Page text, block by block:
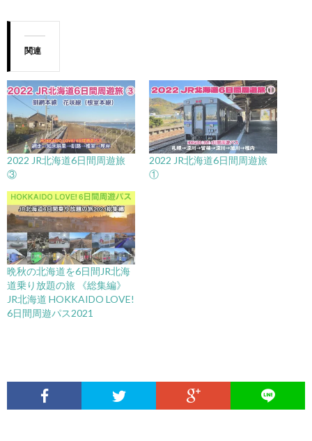
関連
2022 JR北海道6日間周遊旅
③
2022 JR北海道6日間周遊旅
①
晩秋の北海道を6日間JR北海
道乗り放題の旅 《総集編》
JR北海道 HOKKAIDO LOVE!
6日間周遊パス2021